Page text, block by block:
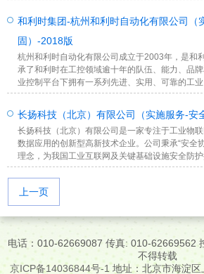
种通信等业务领域，涉及政府、公安、检察院、
融、电信和企业等行业应用。
和利时集团-杭州和利时自动化有限公司（
固）-2018版
杭州和利时自动化有限公司成立于2003年，是和
承了和利时在工控领域逾十年的队伍、能力、品
业控制平台下拥有一系列先进、实用、可靠的工
列工业控制系统DCS，LK大型、LM小型可编程
的DEH、ETS等专业控制系统等。
长扬科技（北京）有限公司（实施服务-安
长扬科技（北京）有限公司是一家专注于工业物
数据应用的创新型高新技术企业。公司秉承“安全
理念，为我国工业互联网及关键基础设施安全防护
上一页
电话：010-62669087 传真: 010-62669562
不得转载
京ICP备14036844号-1 地址：北京市海淀